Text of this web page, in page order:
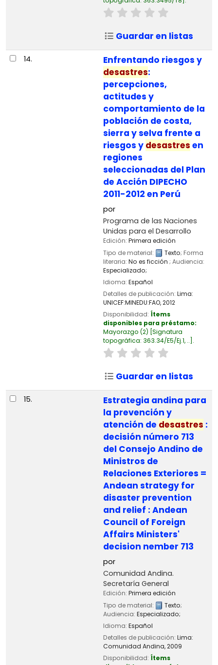
Guardar en listas
14.
Enfrentando riesgos y
desastres:
percepciones,
actitudes y
comportamiento de la
población de costa,
sierra y selva frente a
riesgos y desastres en
regiones
seleccionadas del Plan
de Acción DIPECHO
2011-2012 en Perú
por
Programa de las Naciones
Unidas para el Desarrollo
Edición: Primera edición
Tipo de material:
Texto; Forma
literaria: No es ficción ; Audiencia:
Especializado;
Idioma: Español
Detalles de publicación: Lima:
UNICEF:MINEDU:FAO,2012
Disponibilidad: Ítems
disponibles para préstamo:
Mayorazgo (2) Signatura
topográfica: 363.34/E5/Ej.1, .. .
Guardar en listas
15.
Estrategia andina para
la prevención y
atención de desastres :
decisión número 713
del Consejo Andino de
Ministros de
Relaciones Exteriores =
Andean strategy for
disaster prevention
and relief : Andean
Council of Foreign
Affairs Ministers'
decision nember 713
por
Comunidad Andina.
Secretaría General
Edición: Primera edición
Tipo de material:
Texto;
Audiencia: Especializado;
Idioma: Español
Detalles de publicación: Lima:
Comunidad Andina,2009
Disponibilidad: Ítems